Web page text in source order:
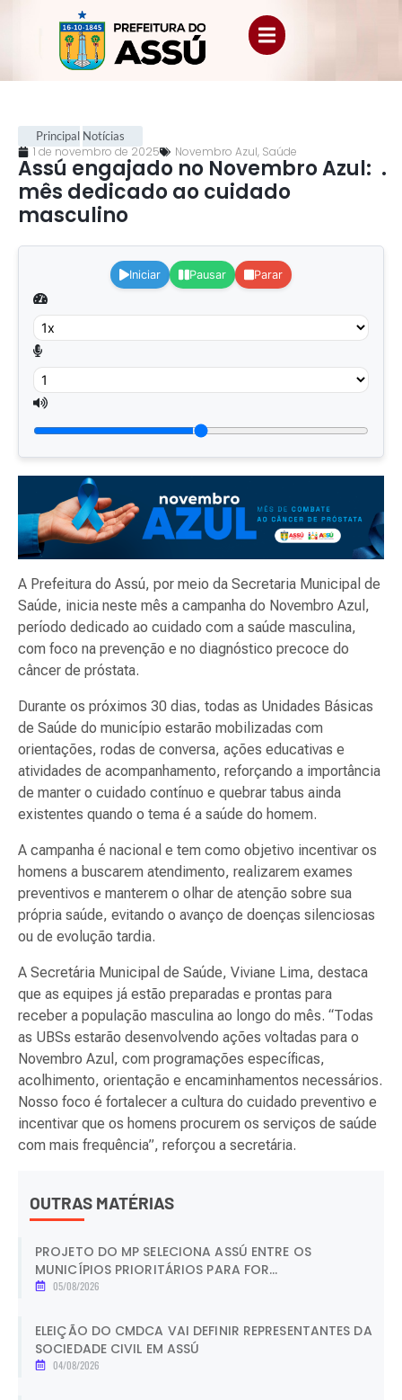
Principal Notícias
1 de novembro de 2025 Novembro Azul, Saúde
Assú engajado no Novembro Azul:
mês dedicado ao cuidado
masculino
.
Iniciar Pausar Parar
A Prefeitura do Assú, por meio da Secretaria Municipal de
Saúde, inicia neste mês a campanha do Novembro Azul,
período dedicado ao cuidado com a saúde masculina,
com foco na prevenção e no diagnóstico precoce do
câncer de próstata.
Durante os próximos 30 dias, todas as Unidades Básicas
de Saúde do município estarão mobilizadas com
orientações, rodas de conversa, ações educativas e
atividades de acompanhamento, reforçando a importância
de manter o cuidado contínuo e quebrar tabus ainda
existentes quando o tema é a saúde do homem.
A campanha é nacional e tem como objetivo incentivar os
homens a buscarem atendimento, realizarem exames
preventivos e manterem o olhar de atenção sobre sua
própria saúde, evitando o avanço de doenças silenciosas
ou de evolução tardia.
A Secretária Municipal de Saúde, Viviane Lima, destaca
que as equipes já estão preparadas e prontas para
receber a população masculina ao longo do mês. “Todas
as UBSs estarão desenvolvendo ações voltadas para o
Novembro Azul, com programações específicas,
acolhimento, orientação e encaminhamentos necessários.
Nosso foco é fortalecer a cultura do cuidado preventivo e
incentivar que os homens procurem os serviços de saúde
com mais frequência”, reforçou a secretária.
OUTRAS MATÉRIAS
PROJETO DO MP SELECIONA ASSÚ ENTRE OS
MUNICÍPIOS PRIORITÁRIOS PARA FOR...
05/08/2026
ELEIÇÃO DO CMDCA VAI DEFINIR REPRESENTANTES DA
SOCIEDADE CIVIL EM ASSÚ
04/08/2026